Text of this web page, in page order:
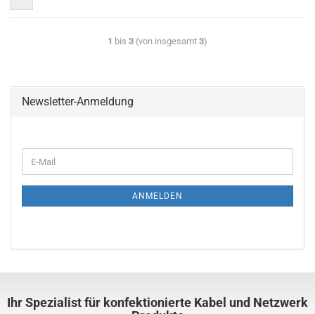
1 bis 3 (von insgesamt 3)
Newsletter-Anmeldung
ANMELDEN
Ihr Spezialist für konfektionierte Kabel und Netzwerk